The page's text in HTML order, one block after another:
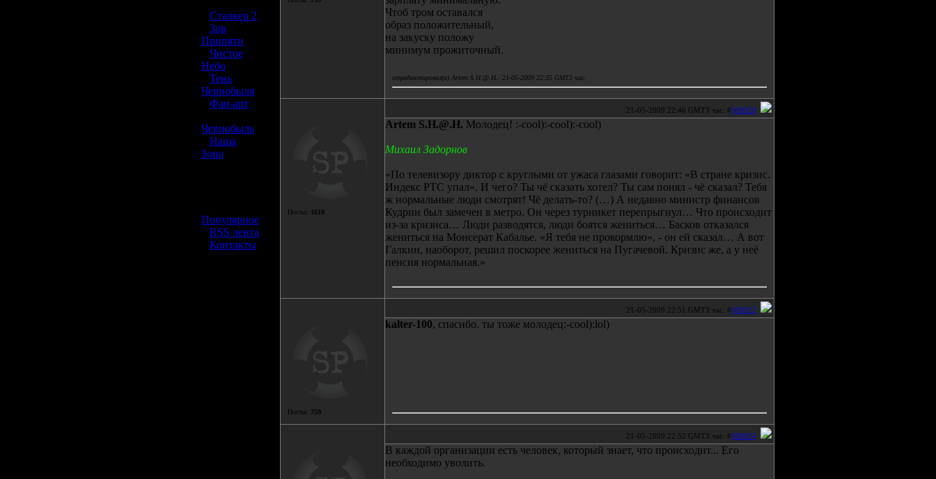
Сталкер 2
Зов
Припяти
Чистое
Небо
Тень
Чернобыля
Фан-арт
Чернобыль
Наша
Зона
Популярное
RSS лента
Контакты
Чтоб тром оставался
образ положительный,
на закуску положу
минимум прожиточный.
отредактировал(а) Artem S.H.@.H.: 21-05-2009 22:35 GMT3 час.
Посты: 1610
21-05-2009 22:46 GMT3 час. #909920
Artem S.H.@.H. Молодец! :-cool):-cool):-cool)
Михаил Задорнов
«По телевизору диктор с круглыми от ужаса глазами говорит: «В стране кризис.
Индекс РТС упал». И чего? Ты чё сказать хотел? Ты сам понял - чё сказал? Тебя
ж нормальные люди смотрят! Чё делать-то? (…) А недавно министр финансов
Кудрин был замечен в метро. Он через турникет перепрыгнул… Что происходит
из-за кризиса… Люди разводятся, люди боятся жениться… Басков отказался
жениться на Монсерат Кабалье. «Я тебя не прокормлю», - он ей сказал… А вот
Галкин, наоборот, решил поскорее жениться на Пугачевой. Кризис же, а у неё
пенсия нормальная.»
Посты: 759
21-05-2009 22:51 GMT3 час. #909922
kalter-100, спасибо. ты тоже молодец:-cool):lol)
21-05-2009 22:52 GMT3 час. #909924
В каждой организации есть человек, который знает, что происходит... Его
необходимо уволить.